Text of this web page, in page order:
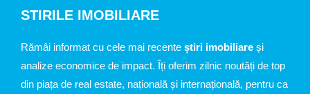
STIRILE IMOBILIARE
Rămâi informat cu cele mai recente știri imobiliare și
analize economice de impact. Îți oferim zilnic noutăți de top
din piața de real estate, națională și internațională, pentru ca